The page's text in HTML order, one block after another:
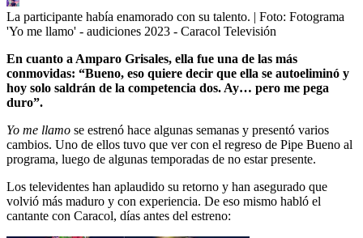
La participante había enamorado con su talento. | Foto: Fotograma
'Yo me llamo' - audiciones 2023 - Caracol Televisión
En cuanto a Amparo Grisales, ella fue una de las más
conmovidas: “Bueno, eso quiere decir que ella se autoeliminó y
hoy solo saldrán de la competencia dos. Ay… pero me pega
duro”.
Yo me llamo se estrenó hace algunas semanas y presentó varios
cambios. Uno de ellos tuvo que ver con el regreso de Pipe Bueno al
programa, luego de algunas temporadas de no estar presente.
Los televidentes han aplaudido su retorno y han asegurado que
volvió más maduro y con experiencia. De eso mismo habló el
cantante con Caracol, días antes del estreno: